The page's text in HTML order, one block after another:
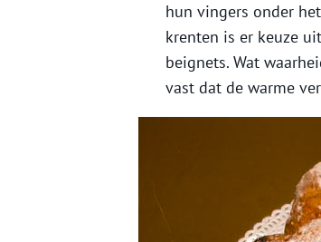
hun vingers onder
krenten is er keuze
beignets. Wat
vast dat de warme